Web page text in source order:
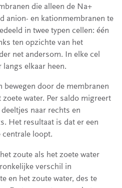
die alleen de Na+
anion- en kationmembranen te
in twee typen cellen: één
ten opzichte van het
net andersom. In elke cel
elkaar heen.
door de membranen
water. Per saldo migreert
naar rechts en
Het resultaat is dat er een
loopt.
zoute als het zoete water
verschil in
en het zoute water, des te